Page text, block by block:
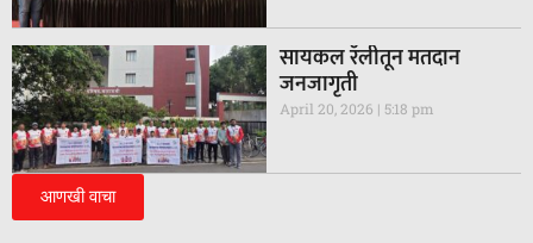
सायकल रॅलीतून मतदान
जनजागृती
April 20, 2026 5:18 pm
आणखी वाचा